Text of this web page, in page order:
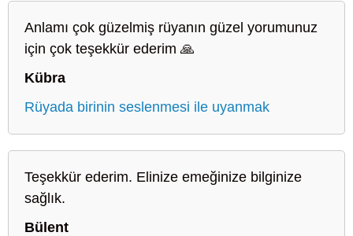
Anlamı çok güzelmiş rüyanın güzel yorumunuz
için çok teşekkür ederim 🙏
Kübra
Rüyada birinin seslenmesi ile uyanmak
Teşekkür ederim. Elinize emeğinize bilginize
sağlık.
Bülent